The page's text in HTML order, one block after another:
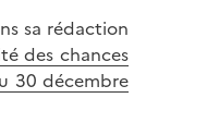
sa rédaction
des chances
30 décembre